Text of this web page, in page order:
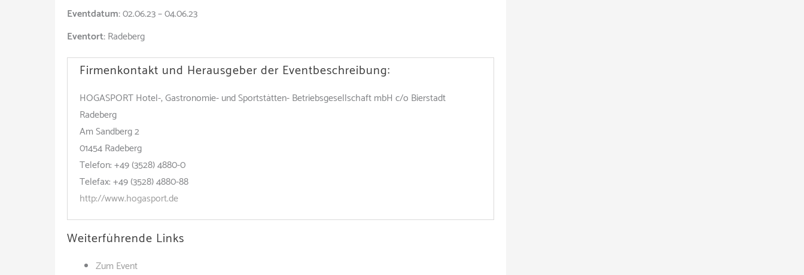
Eventdatum:02.06.23 – 04.06.23
Eventort:Radeberg
Firmenkontakt und Herausgeber der Eventbeschreibung:
HOGASPORT Hotel-, Gastronomie- und Sportstätten- Betriebsgesellschaft mbH c/o Bierstadt
Radeberg
Am Sandberg 2
01454 Radeberg
Telefon: +49 (3528) 4880-0
Telefax: +49 (3528) 4880-88
http://www.hogasport.de
Weiterführende Links
Zum Event